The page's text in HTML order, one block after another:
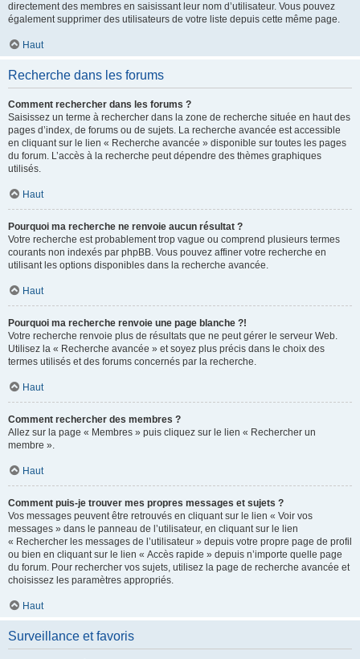
directement des membres en saisissant leur nom d’utilisateur. Vous pouvez
également supprimer des utilisateurs de votre liste depuis cette même page.
Haut
Recherche dans les forums
Comment rechercher dans les forums ?
Saisissez un terme à rechercher dans la zone de recherche située en haut des
pages d’index, de forums ou de sujets. La recherche avancée est accessible
en cliquant sur le lien « Recherche avancée » disponible sur toutes les pages
du forum. L’accès à la recherche peut dépendre des thèmes graphiques
utilisés.
Haut
Pourquoi ma recherche ne renvoie aucun résultat ?
Votre recherche est probablement trop vague ou comprend plusieurs termes
courants non indexés par phpBB. Vous pouvez affiner votre recherche en
utilisant les options disponibles dans la recherche avancée.
Haut
Pourquoi ma recherche renvoie une page blanche ?!
Votre recherche renvoie plus de résultats que ne peut gérer le serveur Web.
Utilisez la « Recherche avancée » et soyez plus précis dans le choix des
termes utilisés et des forums concernés par la recherche.
Haut
Comment rechercher des membres ?
Allez sur la page « Membres » puis cliquez sur le lien « Rechercher un
membre ».
Haut
Comment puis-je trouver mes propres messages et sujets ?
Vos messages peuvent être retrouvés en cliquant sur le lien « Voir vos
messages » dans le panneau de l’utilisateur, en cliquant sur le lien
« Rechercher les messages de l’utilisateur » depuis votre propre page de profil
ou bien en cliquant sur le lien « Accès rapide » depuis n’importe quelle page
du forum. Pour rechercher vos sujets, utilisez la page de recherche avancée et
choisissez les paramètres appropriés.
Haut
Surveillance et favoris